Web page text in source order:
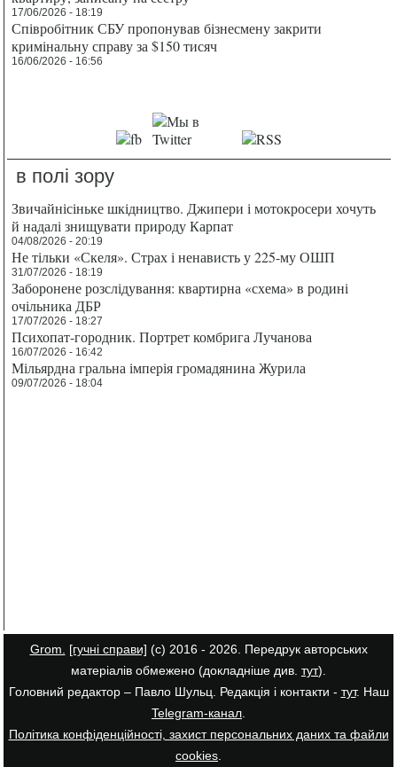
17/06/2026 - 18:19
Співробітник СБУ пропонував бізнесмену закрити
кримінальну справу за $150 тисяч
16/06/2026 - 16:56
в полі зору
Звичайнісіньке шкідництво. Джипери і мотокросери хочуть
й надалі знищувати природу Карпат
04/08/2026 - 20:19
Не тільки «Скеля». Страх і ненависть у 225-му ОШП
31/07/2026 - 18:19
Заборонене розслідування: квартирна «схема» в родині
очільника ДБР
17/07/2026 - 18:27
Психопат-городник. Портрет комбрига Лучанова
16/07/2026 - 16:42
Мільярдна гральна імперія громадянина Журила
09/07/2026 - 18:04
Grom. [гучні справи] (с) 2016 - 2026. Передрук авторських
матеріалів обмежено (докладніше див. тут).
Головний редактор – Павло Шульц. Редакція і контакти - тут. Наш
Telegram-канал.
Політика конфіденційності, захист персональних даних та файли
cookies.